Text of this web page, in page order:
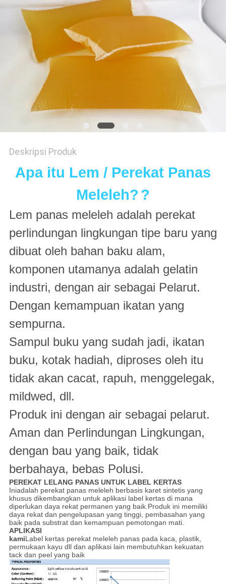
KEBIJAKAN
PRIVASI
Deskripsi Produk
Apa itu Lem / Perekat Panas
Meleleh? ?
Lem panas meleleh adalah perekat
perlindungan lingkungan tipe baru yang
dibuat oleh bahan baku alam,
komponen utamanya adalah gelatin
industri, dengan air sebagai Pelarut.
Dengan kemampuan ikatan yang
sempurna.
Sampul buku yang sudah jadi, ikatan
buku, kotak hadiah, diproses oleh itu
tidak akan cacat, rapuh, menggelegak,
mildwed, dll.
Produk ini dengan air sebagai pelarut.
Aman dan Perlindungan Lingkungan,
dengan bau yang baik, tidak
berbahaya, bebas Polusi.
PEREKAT LELANG PANAS UNTUK LABEL KERTAS
Iniadalah perekat panas meleleh berbasis karet sintetis yang
khusus dikembangkan untuk aplikasi label kertas di mana
diperlukan daya rekat permanen yang baik.Produk ini memiliki
daya rekat dan pengelupasan yang tinggi, pembasahan yang
baik pada substrat dan kemampuan pemotongan mati.
APLIKASI
kamiLabel kertas perekat meleleh panas pada kaca, plastik,
permukaan kayu dll dan aplikasi lain membutuhkan kekuatan
tack dan peel yang baik